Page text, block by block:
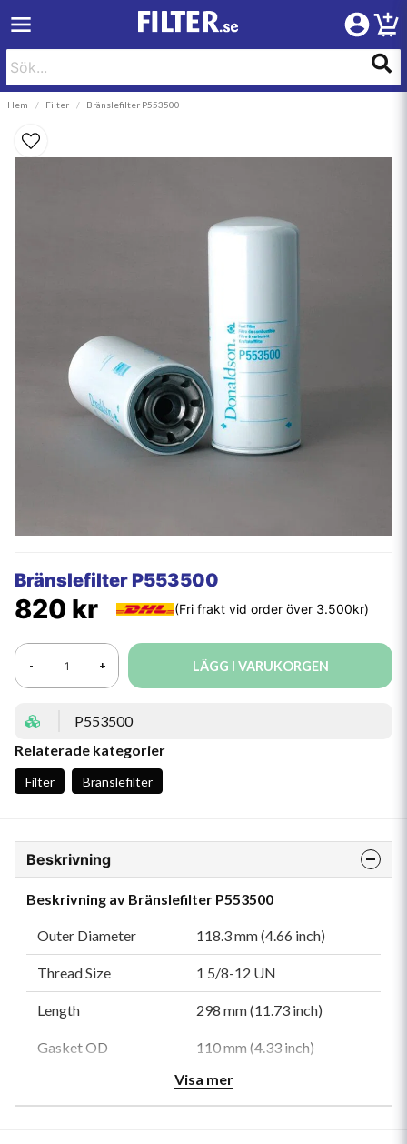
Hem Filter Bränslefilter P553500
Bränslefilter P553500
820 kr
- + LÄGG I VARUKORGEN
P553500
Relaterade kategorier
Filter Bränslefilter
Beskrivning
Beskrivning av Bränslefilter P553500
Outer Diameter 118.3 mm (4.66 inch)
Thread Size 1 5/8-12 UN
Length 298 mm (11.73 inch)
Gasket OD 110 mm (4.33 inch)
98 mm (3.86 inch)
Visa mer